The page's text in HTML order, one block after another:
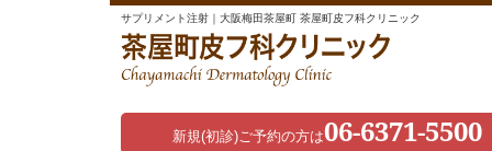
サプリメント注射｜大阪梅田茶屋町 茶屋町皮フ科クリニック
新規(初診)ご予約の方は06-6371-5500